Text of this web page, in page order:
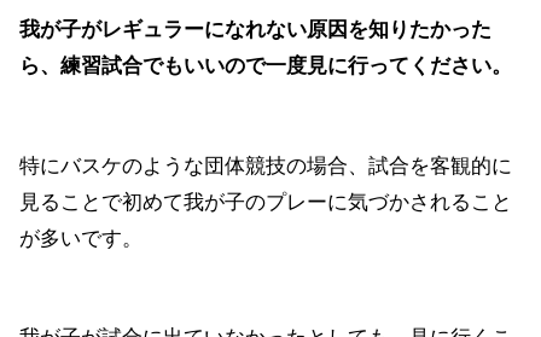
我が子がレギュラーになれない原因を知りたかった
ら、練習試合でもいいので一度見に行ってください。
特にバスケのような団体競技の場合、試合を客観的に
見ることで初めて我が子のプレーに気づかされること
が多いです。